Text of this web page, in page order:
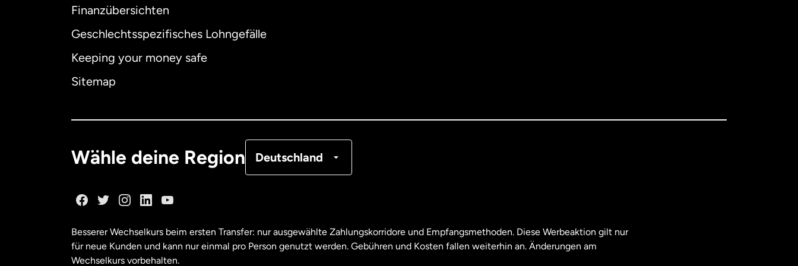
Finanzübersichten
Geschlechtsspezifisches Lohngefälle
Keeping your money safe
Sitemap
Wähle deine Region Deutschland
Australien
Malaysia
Besserer Wechselkurs beim ersten Transfer: nur ausgewählte Zahlungskorridore und Empfangsmethoden. Diese Werbeaktion gilt nur
für neue Kunden und kann nur einmal pro Person genutzt werden. Gebühren und Kosten fallen weiterhin an. Änderungen am
Wechselkurs vorbehalten.